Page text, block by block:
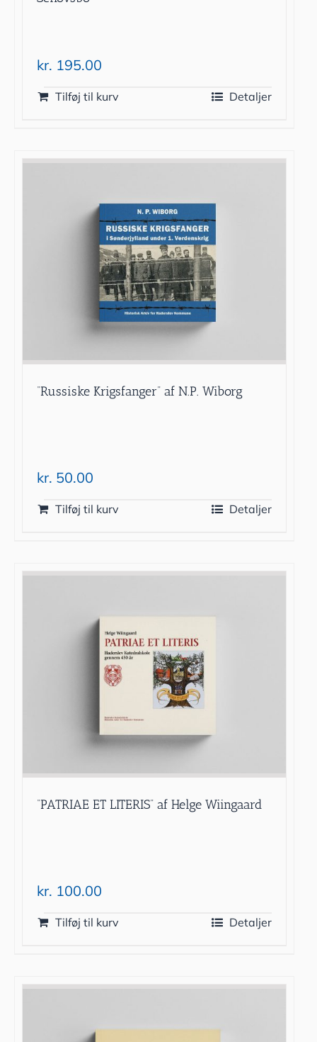
kr. 195.00
Tilføj til kurv Detaljer
“Russiske Krigsfanger” af N.P. Wiborg
kr. 50.00
Tilføj til kurv Detaljer
“PATRIAE ET LITERIS” af Helge Wiingaard
kr. 100.00
Tilføj til kurv Detaljer